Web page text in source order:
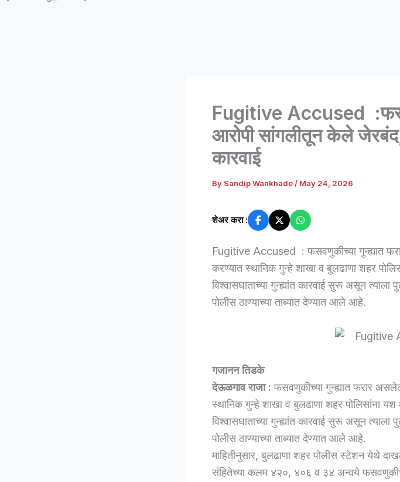
Fugitive Accused
आरोपी सांगलीतून केले
कारवाई
By Sandip Wankhade / May 24, 2026
शेअर करा :
Fugitive Accused : फसवणुकीच्या गुन्ह्यात
करण्यात स्थानिक गुन्हे शाखा व बुलढाणा शहर
विश्वासघाताच्या गुन्ह्यांत कारवाई सुरू असून
पोलीस ठाण्याच्या ताब्यात देण्यात आले आहे.
गजानन तिडके
देऊळगाव राजा : फसवणुकीच्या गुन्ह्यात फरार
स्थानिक गुन्हे शाखा व बुलढाणा शहर पोलिसांना
विश्वासघाताच्या गुन्ह्यांत कारवाई सुरू असून
पोलीस ठाण्याच्या ताब्यात देण्यात आले आहे.
माहितीनुसार, बुलढाणा शहर पोलीस स्टेशन येथे
संहितेच्या कलम ४२०, ४०६ व ३४ अन्वये